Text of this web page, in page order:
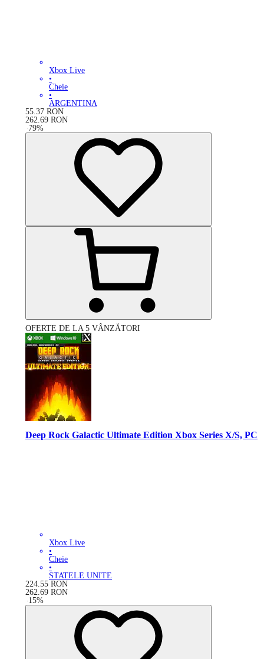
Xbox Live
•
Cheie
•
ARGENTINA
55.37 RON
262.69 RON
-79%
OFERTE DE LA 5 VÂNZĂTORI
Deep Rock Galactic Ultimate Edition Xbox Series X/S, PC
Xbox Live
•
Cheie
•
STATELE UNITE
224.55 RON
262.69 RON
-15%